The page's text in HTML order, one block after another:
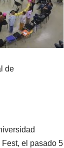
de
el pasado 5